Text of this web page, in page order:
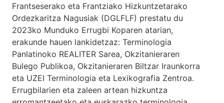
Frantseserako eta Frantziako Hizkuntzetarako
Ordezkaritza Nagusiak (DGLFLF) prestatu du
2023ko Munduko Errugbi Koparen atarian,
erakunde hauen lankidetzaz: Terminologia
Panlatinoko REALITER Sarea, Okzitanieraren
Bulego Publikoa, Okzitanieraren Biltzar Iraunkorra
eta UZEI Terminologia eta Lexikografia Zentroa.
Errugbilarien eta zaleen artean hizkuntza